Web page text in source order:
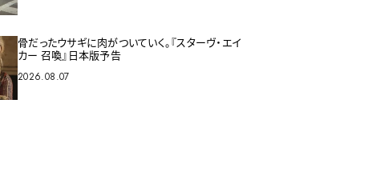
骨だったウサギに肉がついていく。『スターヴ・エイ
カー 召喚』日本版予告
2026.08.07